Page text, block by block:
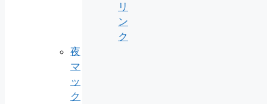
リ
ン
ク
夜
マ
ッ
ク